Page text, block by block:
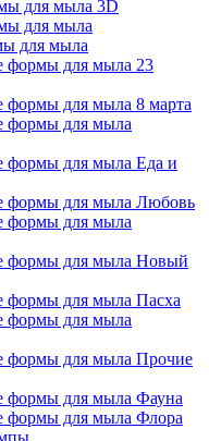
для мыла 3D
для мыла
для мыла
формы для мыла 23
формы для мыла 8 марта
формы для мыла
формы для мыла Еда и
формы для мыла Любовь
формы для мыла
формы для мыла Новый
формы для мыла Пасха
формы для мыла
формы для мыла Прочие
формы для мыла Фауна
формы для мыла Флора